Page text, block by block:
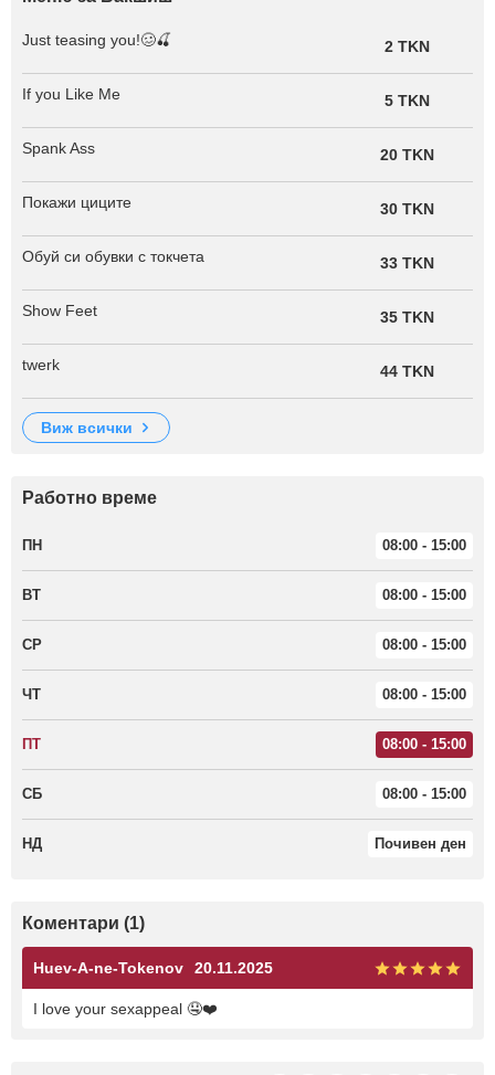
Just teasing you!🥴🍒 2 TKN
If you Like Me 5 TKN
Spank Ass 20 TKN
Покажи циците 30 TKN
Обуй си обувки с токчета 33 TKN
Show Feet 35 TKN
twerk 44 TKN
виж всички
Работно време
ПН 08:00 - 15:00
ВТ 08:00 - 15:00
СР 08:00 - 15:00
ЧТ 08:00 - 15:00
ПТ 08:00 - 15:00
СБ 08:00 - 15:00
НД Почивен ден
Коментари (1)
Huev-A-ne-Tokenov 20.11.2025
I love your sexappeal 🤤❤️